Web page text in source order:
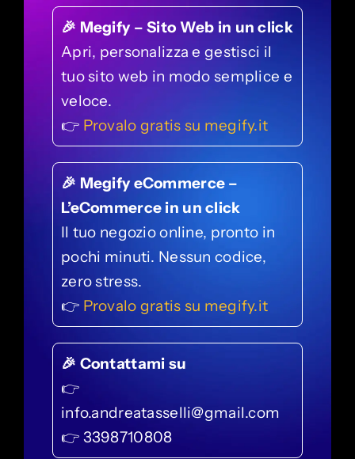
🎉 Megify – Sito Web in un click
Apri, personalizza e gestisci il
tuo sito web in modo semplice e
veloce.
👉 Provalo gratis su megify.it
🎉 Megify eCommerce –
L’eCommerce in un click
Il tuo negozio online, pronto in
pochi minuti. Nessun codice,
zero stress.
👉 Provalo gratis su megify.it
🎉 Contattami su
👉
info.andreatasselli@gmail.com
👉 3398710808